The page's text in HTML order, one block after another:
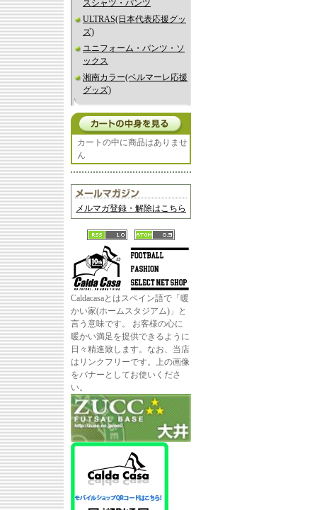
スシャツ・パンツ
ULTRAS(日本代表応援グッ
ズ)
ユニフォーム・パンツ・ソ
ックス
湘南カラー(ベルマーレ応援
グッズ)
カートの中に商品はありませ
ん
メルマガ登録・解除はこちら
Caldacasaとはスペイン語で「暖
かい家(ホームスタジアム)」と
言う意味です。 お客様の心に
暖かい満足を提供できるように
日々精進致します。なお、当店
はリンクフリーです。上の画像
をバナーとしてお使いくださ
い。